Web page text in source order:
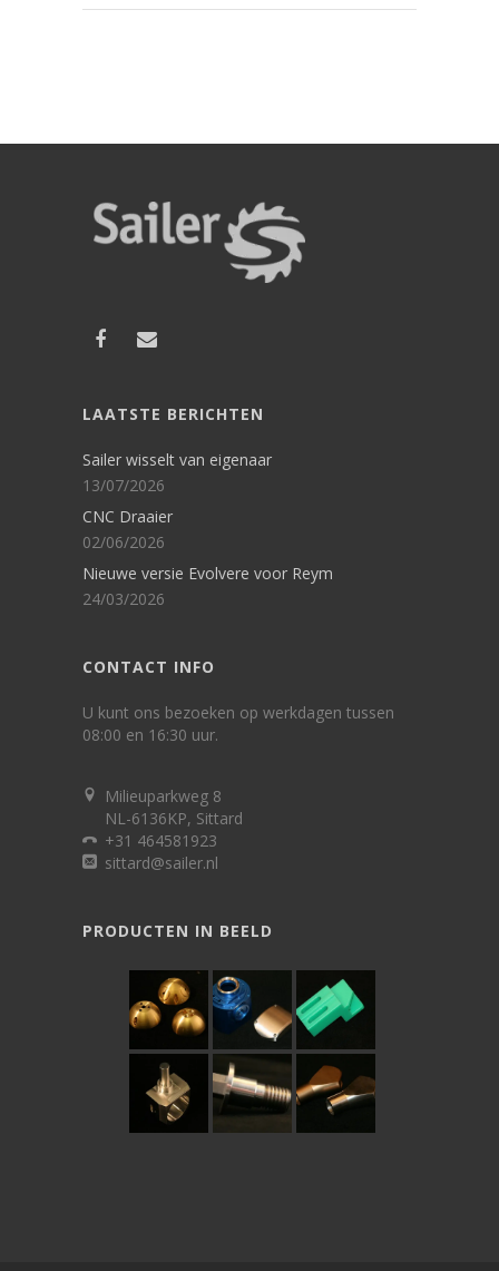
LAATSTE BERICHTEN
Sailer wisselt van eigenaar
13/07/2026
CNC Draaier
02/06/2026
Nieuwe versie Evolvere voor Reym
24/03/2026
CONTACT INFO
U kunt ons bezoeken op werkdagen tussen
08:00 en 16:30 uur.
Milieuparkweg 8
NL-6136KP, Sittard
+31 464581923
sittard@sailer.nl
PRODUCTEN IN BEELD